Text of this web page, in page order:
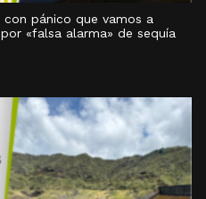
con pánico que vamos a
«falsa alarma» de sequía